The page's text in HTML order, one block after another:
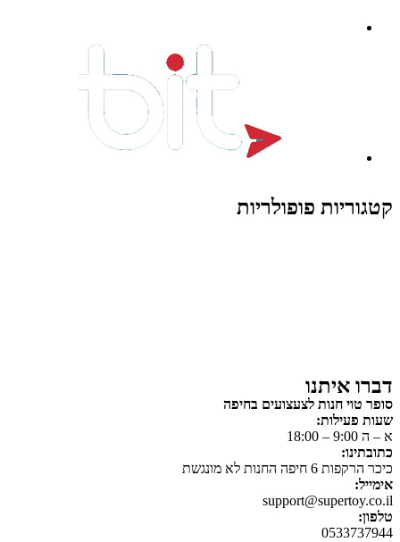
קטגוריות פופולריות
דברו איתנו
סופר טוי חנות לצעצועים בחיפה
שעות פעילות:
א – ה 9:00 – 18:00
כתובתינו:
כיכר הרקפות 6 חיפה החנות לא מונגשת
אימייל:
support@supertoy.co.il
טלפון:
0533737944